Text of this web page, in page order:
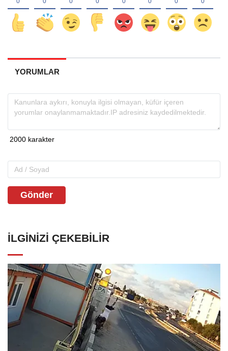
YORUMLAR
Gönder
İLGINIZI ÇEKEBILIR